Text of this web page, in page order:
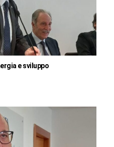
e sviluppo